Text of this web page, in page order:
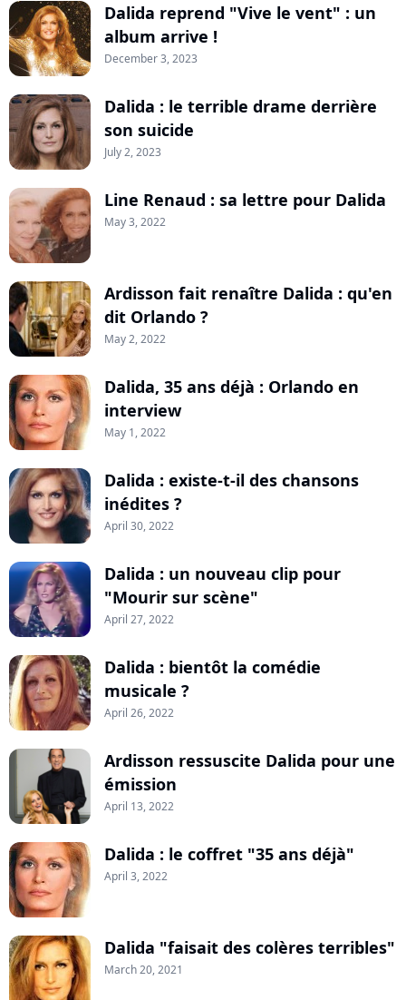
Dalida reprend "Vive le vent" : un
album arrive !
December 3, 2023
Dalida : le terrible drame derrière
son suicide
July 2, 2023
Line Renaud : sa lettre pour Dalida
May 3, 2022
Ardisson fait renaître Dalida : qu'en
dit Orlando ?
May 2, 2022
Dalida, 35 ans déjà : Orlando en
interview
May 1, 2022
Dalida : existe-t-il des chansons
inédites ?
April 30, 2022
Dalida : un nouveau clip pour
"Mourir sur scène"
April 27, 2022
Dalida : bientôt la comédie
musicale ?
April 26, 2022
Ardisson ressuscite Dalida pour une
émission
April 13, 2022
Dalida : le coffret "35 ans déjà"
April 3, 2022
Dalida "faisait des colères terribles"
March 20, 2021